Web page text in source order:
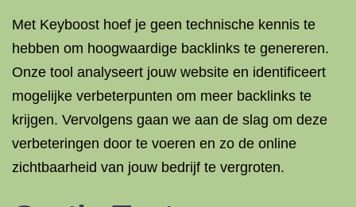
Met Keyboost hoef je geen technische kennis te
hebben om hoogwaardige backlinks te genereren.
Onze tool analyseert jouw website en identificeert
mogelijke verbeterpunten om meer backlinks te
krijgen. Vervolgens gaan we aan de slag om deze
verbeteringen door te voeren en zo de online
zichtbaarheid van jouw bedrijf te vergroten.